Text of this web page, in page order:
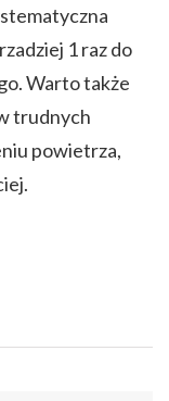
1 raz do
Warto także
trudnych
powietrza,